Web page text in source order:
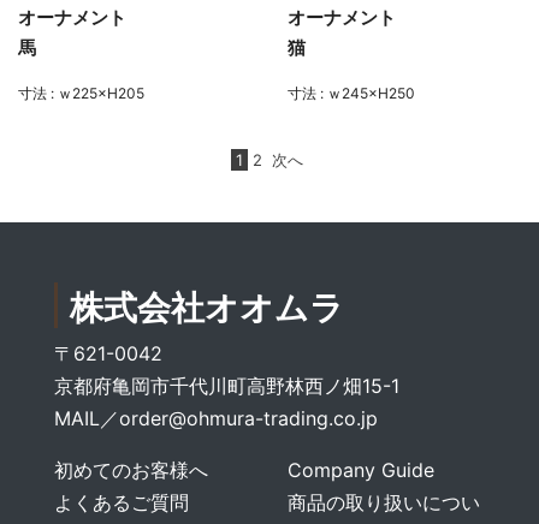
オーナメント
馬
寸法 : ｗ225×H205
オーナメント
猫
寸法 : ｗ245×H250
1 2 次へ
株式会社オオムラ
〒621-0042
京都府亀岡市千代川町高野林西ノ畑15-1
MAIL／order@ohmura-trading.co.jp
初めてのお客様へ
よくあるご質問
Company Guide
商品の取り扱いについ